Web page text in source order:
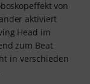
von
aktiviert
Head im
zum Beat
in verschieden